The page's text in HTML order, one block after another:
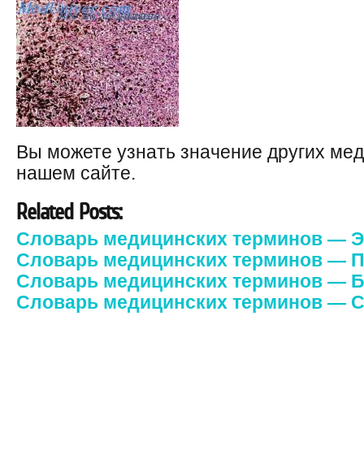
Вы можете узнать значение других
нашем сайте.
Related Posts:
Словарь медицинских терминов —
Словарь медицинских терминов —
Словарь медицинских терминов —
Словарь медицинских терминов —